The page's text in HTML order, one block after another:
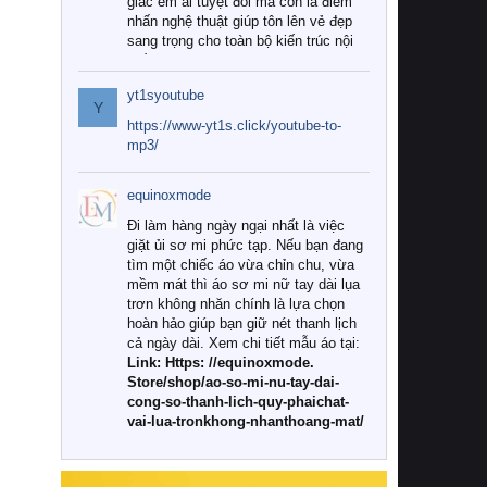
nhấn nghệ thuật giúp tôn lên vẻ đẹp
sang trọng cho toàn bộ kiến trúc nội
Tuy nhiên, giữa thị trường đa dạng
với vô vàn thương hiệu và mẫu mã
như hiện nay, làm thế nào để chọn
được những bộ chăn ga gối đệm cao
cấp thực sự chất lượng, phù hợp với
khí hậu và nhu cầu sử dụng của gia
đình? Hãy cùng chúng tôi đi tìm lời
giải đáp chi tiết qua bài viết dưới đây.
1. Tại sao các gia đình hiện đại lại ưa
chuộng chăn ga gối đệm cao cấp?
Khác với các dòng sản phẩm thông
thường, những bộ chăn ga gối đệm
cao cấp trải qua quy trình sản xuất
nghiêm ngặt từ khâu chọn lọc nguyên
liệu tự nhiên đến công nghệ dệt
nhuộm hiện đại không chứa hóa chất
này, bạn sẽ cảm nhận rõ rệt sự khác
Y
yt1syoutube
https://www-yt1s.click/youtube-to-
mp3/
equinoxmode
Đi làm hàng ngày ngại nhất là việc
giặt ủi sơ mi phức tạp. Nếu bạn đang
tìm một chiếc áo vừa chỉn chu, vừa
mềm mát thì áo sơ mi nữ tay dài lụa
trơn không nhăn chính là lựa chọn
hoàn hảo giúp bạn giữ nét thanh lịch
cả ngày dài. Xem chi tiết mẫu áo tại:
Link: Https: //equinoxmode.
Store/shop/ao-so-mi-nu-tay-dai-
cong-so-thanh-lich-quy-phaichat-
vai-lua-tronkhong-nhanthoang-mat/